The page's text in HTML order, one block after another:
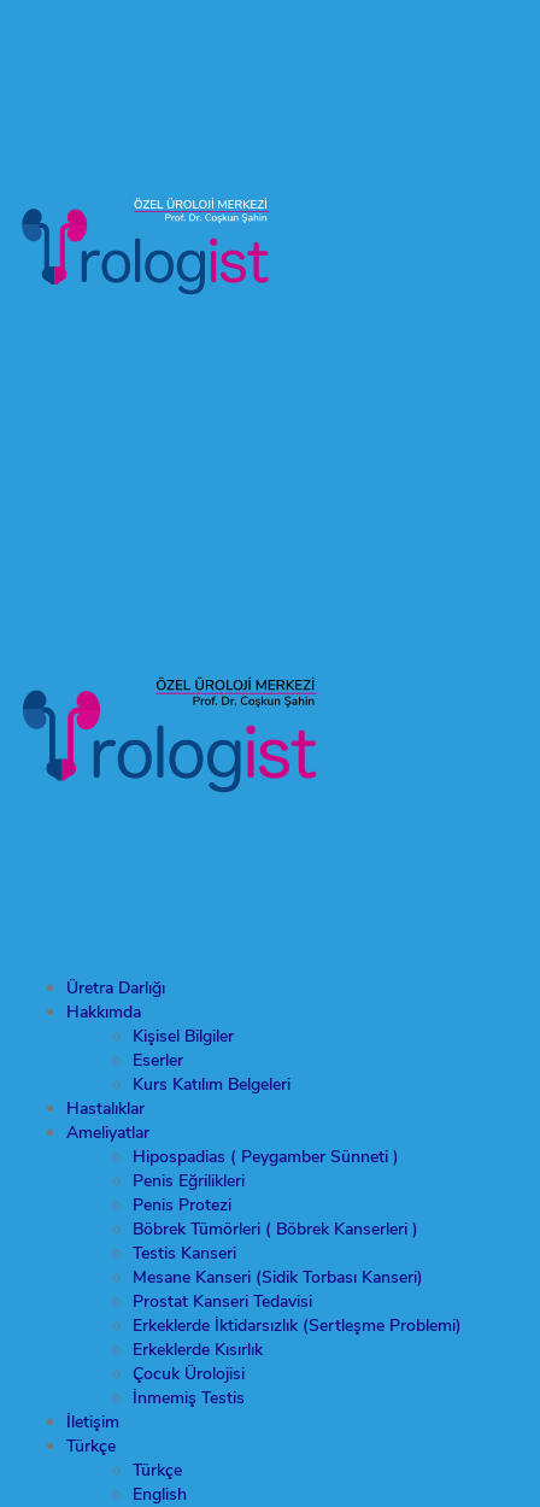
Üretra Darlığı
Hakkımda
Kişisel Bilgiler
Eserler
Kurs Katılım Belgeleri
Hastalıklar
Ameliyatlar
Hipospadias ( Peygamber Sünneti )
Penis Eğrilikleri
Penis Protezi
Böbrek Tümörleri ( Böbrek Kanserleri )
Testis Kanseri
Mesane Kanseri (Sidik Torbası Kanseri)
Prostat Kanseri Tedavisi
Erkeklerde İktidarsızlık (Sertleşme Problemi)
Erkeklerde Kısırlık
Çocuk Ürolojisi
İnmemiş Testis
İletişim
Türkçe
Türkçe
English